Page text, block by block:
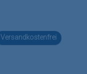
Versandkostenfrei